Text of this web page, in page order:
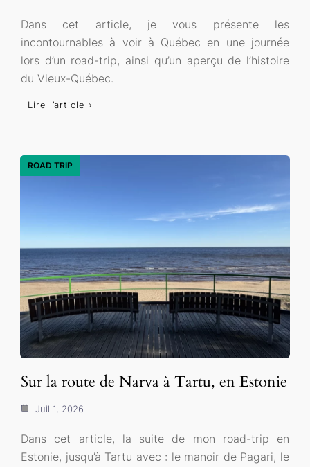
Dans cet article, je vous présente les
incontournables à voir à Québec en une journée
lors d’un road-trip, ainsi qu’un aperçu de l’histoire
du Vieux-Québec.
Lire l’article ›
ROAD TRIP
Sur la route de Narva à Tartu, en Estonie
Juil 1, 2026
Dans cet article, la suite de mon road-trip en
Estonie, jusqu’à Tartu avec : le manoir de Pagari, le